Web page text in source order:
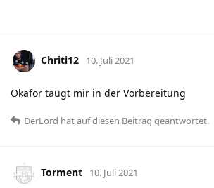
Chriti12 10. Juli 2021
Okafor taugt mir in der Vorbereitung
DerLord hatauf diesen Beitrag geantwortet.
Torment 10. Juli 2021